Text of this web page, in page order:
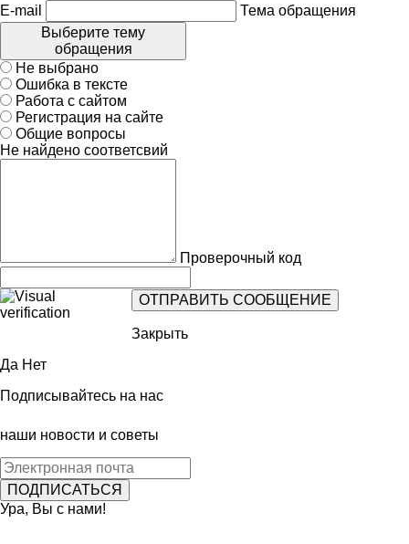
E-mail
Тема обращения
Выберите тему
обращения
Не выбрано
Ошибка в тексте
Работа с сайтом
Регистрация на сайте
Общие вопросы
Не найдено соответсвий
Проверочный код
Закрыть
Да Нет
Подписывайтесь на нас
наши новости и советы
Ура, Вы с нами!